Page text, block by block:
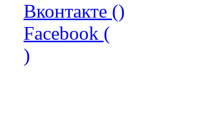
Вконтакте ()
Facebook (
)